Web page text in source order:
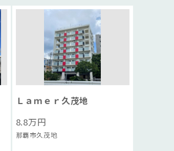
Ｌａｍｅｒ久茂地
8.8万円
那覇市久茂地